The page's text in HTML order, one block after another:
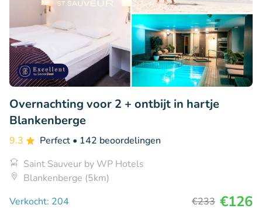
Overnachting voor 2 + ontbijt in hartje
Blankenberge
9.3 Perfect • 142 beoordelingen
Saint Sauveur by WP Hotels
Blankenberge (5km)
Verkocht: 204
€233 €126